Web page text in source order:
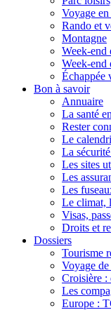
Voyage
Rando et
Montagne
Week-end
Week-end
Échappée
Bon à savoir
Annuaire
La santé
Rester
Le
La
Les sites
Les
Les
Le climat,
Visas,
Droits et
Dossiers
Tourisme
Voyage
Croisière :
Les
Europe :